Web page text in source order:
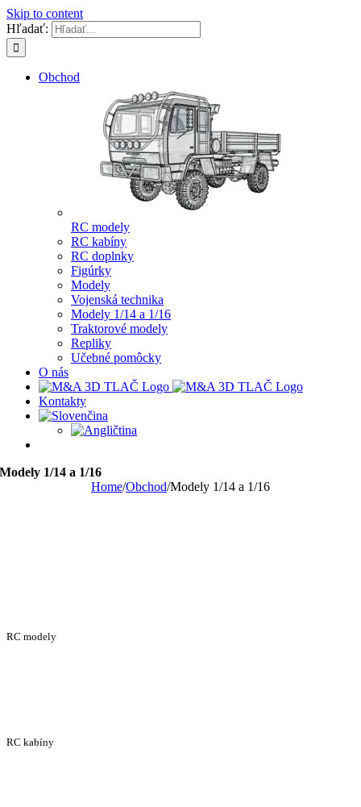
Skip to content
Hľadať:
Obchod
RC modely
RC kabíny
RC doplnky
Figúrky
Modely
Vojenská technika
Modely 1/14 a 1/16
Traktorové modely
Repliky
Učebné pomôcky
O nás
Kontakty
Modely 1/14 a 1/16
Home/Obchod/Modely 1/14 a 1/16
RC modely
RC kabíny